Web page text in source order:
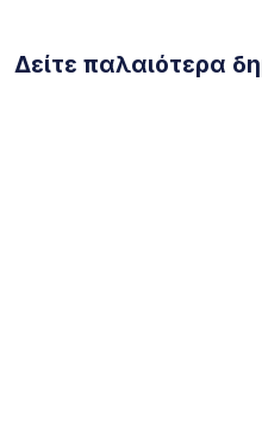
Δείτε παλαιότερα